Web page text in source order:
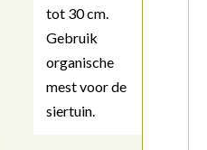
tot 30 cm.
Gebruik
organische
mest voor de
siertuin.